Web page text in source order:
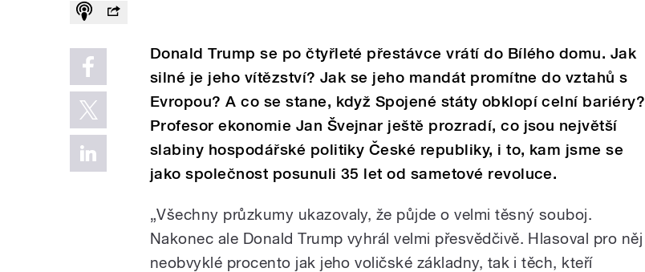
Donald Trump se po čtyřleté přestávce vrátí do Bílého domu. Jak
silné je jeho vítězství? Jak se jeho mandát promítne do vztahů s
Evropou? A co se stane, když Spojené státy obklopí celní bariéry?
Profesor ekonomie Jan Švejnar ještě prozradí, co jsou největší
slabiny hospodářské politiky České republiky, i to, kam jsme se
jako společnost posunuli 35 let od sametové revoluce.
„Všechny průzkumy ukazovaly, že půjde o velmi těsný souboj.
Nakonec ale Donald Trump vyhrál velmi přesvědčivě. Hlasoval pro něj
neobvyklé procento jak jeho voličské základny, tak i těch, kteří